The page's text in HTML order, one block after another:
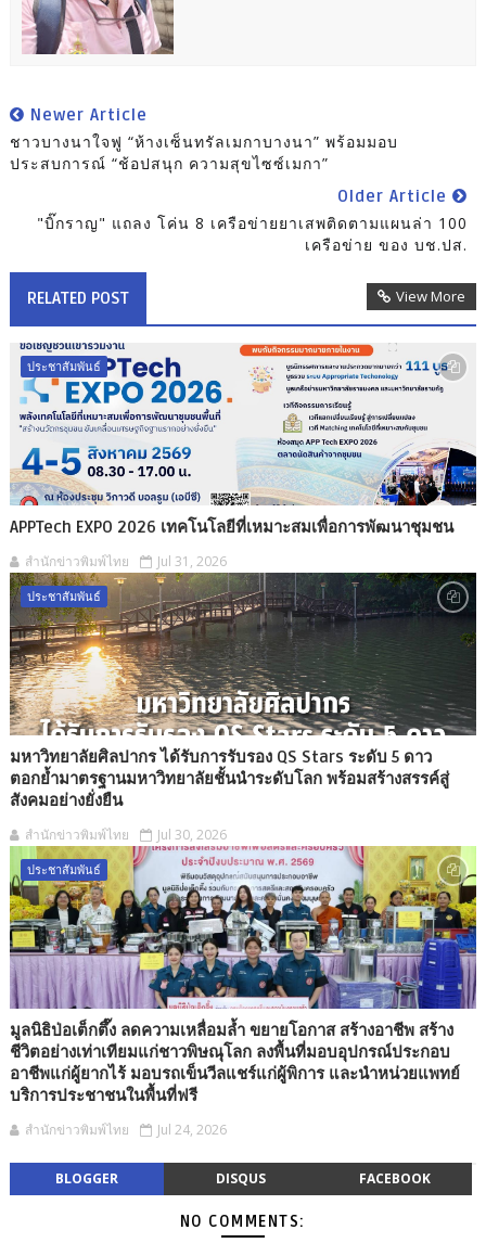
Newer Article
ชาวบางนาใจฟู “ห้างเซ็นทรัลเมกาบางนา” พร้อมมอบ
ประสบการณ์ “ช้อปสนุก ความสุขไซซ์เมกา”
Older Article
"บิ๊กราญ" แถลง โค่น 8 เครือข่ายยาเสพติดตามแผนล่า 100
เครือข่าย ของ บช.ปส.
RELATED POST View More
ประชาสัมพันธ์
APPTech EXPO 2026 เทคโนโลยีที่เหมาะสมเพื่อการพัฒนาชุมชน
สำนักข่าวพิมพ์ไทย Jul 31, 2026
ประชาสัมพันธ์
มหาวิทยาลัยศิลปากร ได้รับการรับรอง QS Stars ระดับ 5 ดาว
ตอกย้ำมาตรฐานมหาวิทยาลัยชั้นนำระดับโลก พร้อมสร้างสรรค์สู่
สังคมอย่างยั่งยืน
สำนักข่าวพิมพ์ไทย Jul 30, 2026
ประชาสัมพันธ์
มูลนิธิป่อเต็กตึ๊ง ลดความเหลื่อมล้ำ ขยายโอกาส สร้างอาชีพ สร้าง
ชีวิตอย่างเท่าเทียมแก่ชาวพิษณุโลก ลงพื้นที่มอบอุปกรณ์ประกอบ
อาชีพแก่ผู้ยากไร้ มอบรถเข็นวีลแชร์แก่ผู้พิการ และนำหน่วยแพทย์
บริการประชาชนในพื้นที่ฟรี
สำนักข่าวพิมพ์ไทย Jul 24, 2026
BLOGGER DISQUS FACEBOOK
NO COMMENTS: